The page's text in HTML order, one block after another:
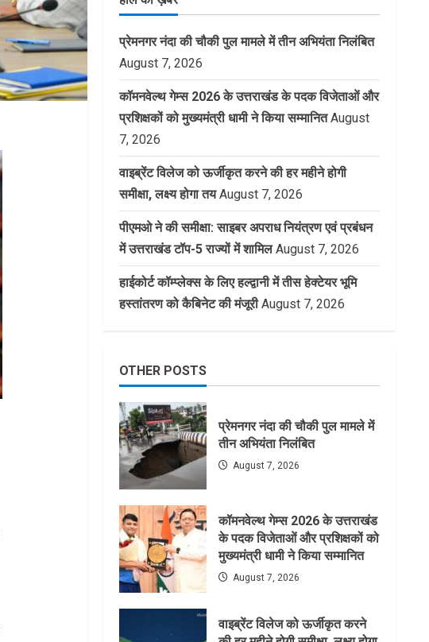
प्रेमनगर नंदा की चौकी पुल मामले में तीन अभियंता निलंबित
August 7, 2026
कॉमनवेल्थ गेम्स 2026 के उत्तराखंड के पदक विजेताओं और
प्रशिक्षकों को मुख्यमंत्री धामी ने किया सम्मानित August
7, 2026
वाइब्रेंट विलेज को ऊर्जीकृत करने की हर महीने होगी
समीक्षा, लक्ष्य होगा तय August 7, 2026
पीएमओ ने की समीक्षा: साइबर अपराध नियंत्रण एवं प्रबंधन
में उत्तराखंड टॉप-5 राज्यों में शामिल August 7, 2026
हाईकोर्ट कॉम्प्लेक्स के लिए हल्द्वानी में तीस हेक्टेयर भूमि
हस्तांतरण को कैबिनेट की मंजूरी August 7, 2026
OTHER POSTS
प्रेमनगर नंदा की चौकी पुल मामले में
तीन अभियंता निलंबित
August 7, 2026
कॉमनवेल्थ गेम्स 2026 के उत्तराखंड
के पदक विजेताओं और प्रशिक्षकों को
मुख्यमंत्री धामी ने किया सम्मानित
August 7, 2026
वाइब्रेंट विलेज को ऊर्जीकृत करने